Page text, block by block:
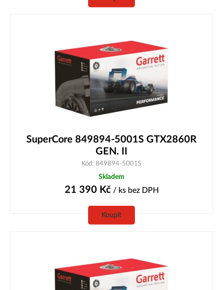
SuperCore 849894-5001S GTX2860R
GEN. II
Kód: 849894-5001S
Skladem
21 390 Kč/ ks bez DPH
Koupit